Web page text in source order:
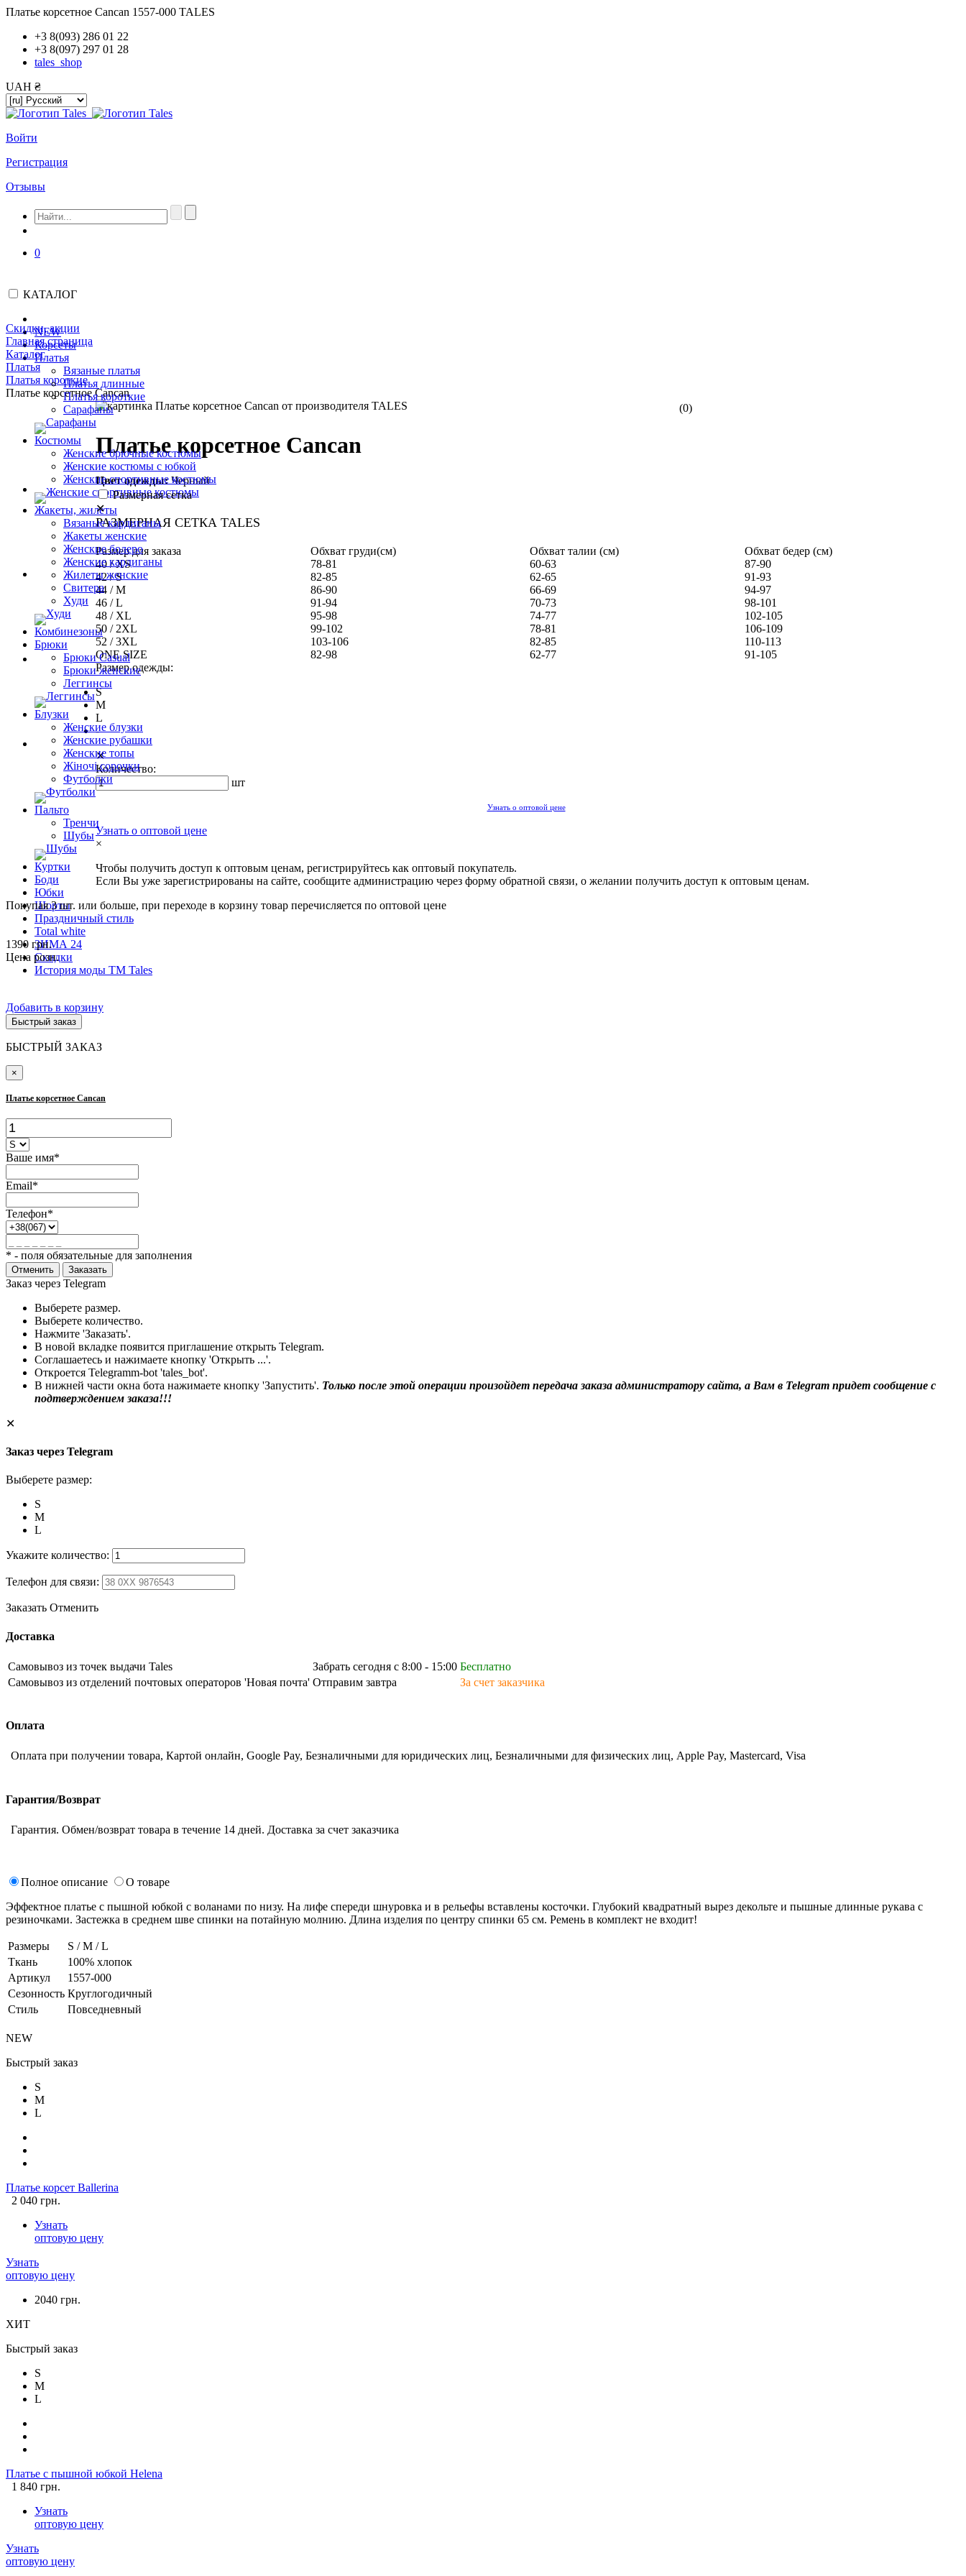
Платье корсетное Cancan 1557-000 TALES
+3 8(093) 286 01 22
+3 8(097) 297 01 28
tales_shop
UAH ₴
Войти
Регистрация
Отзывы
0
КАТАЛОГ
NEW
Корсеты
Платья
Вязаные платья
Платья длинные
Платья короткие
Сарафаны
Костюмы
Женские брючные костюмы
Женские костюмы с юбкой
Женские спортивные костюмы
Жакеты, жилеты
Вязаные кардиганы
Жакеты женские
Женские болеро
Женские кардиганы
Жилеты женские
Свитера
Худи
Комбинезоны
Брюки
Брюки Casual
Брюки женские
Леггинсы
Блузки
Женские блузки
Женские рубашки
Женские топы
Жіночі сорочки
Футболки
Пальто
Тренчи
Шубы
Куртки
Боди
Юбки
Шорты
Праздничный стиль
Total white
ЗИМА 24
Скидки
История моды ТМ Tales
Скидки, акции
Главная страница
Каталог
Платья
Платья короткие
Платье корсетное Cancan
(0)
Платье корсетное Cancan
Цвет одежды:Черный
Размерная сетка
✕
РАЗМЕРНАЯ СЕТКА TALES
Размер для заказа Обхват груди(см) Обхват талии (см)
Обхват бедер (см)
40 / XS
78-81 60-63
87-90
42 / S
82-85 62-65
91-93
44 / M
86-90 66-69
94-97
46 / L
91-94 70-73
98-101
48 / XL
95-98 74-77
102-105
50 / 2XL
99-102 78-81
106-109
52 / 3XL
103-106 82-85
110-113
ONE SIZE
82-98 62-77
91-105
Размер одежды:
S
M
L
-
✕
Количество:
шт
Узнать о оптовой цене
Узнать о оптовой цене
×
Чтобы получить доступ к оптовым ценам, регистрируйтесь как оптовый покупатель.
Если Вы уже зарегистрированы на сайте, сообщите администрацию через форму обратной связи, о желании получить доступ к оптовым ценам.
Покупая 3 шт. или больше, при переходе в корзину товар перечисляется по оптовой цене
1390 грн.
Цена розн.
Добавить в корзину
Быстрый заказ
БЫСТРЫЙ ЗАКАЗ
×
Платье корсетное Cancan
Ваше имя*
Email*
Телефон*
* - поля обязательные для заполнения
Отменить Заказать
Заказ через Telegram
Выберете размер.
Выберете количество.
Нажмите 'Заказать'.
В новой вкладке появится приглашение открыть Telegram.
Соглашаетесь и нажимаете кнопку 'Открыть ...'.
Откроется Telegramm-bot 'tales_bot'.
В нижней части окна бота нажимаете кнопку 'Запустить'. Только после этой операции произойдет передача заказа администратору сайта, а Вам в Telegram придет сообщение с
подтверждением заказа!!!
✕
Заказ через Telegram
Выберете размер:
S
M
L
Укажите количество:
Телефон для связи:
Заказать Отменить
Доставка
Самовывоз из точек выдачи Tales Забрать сегодня с 8:00 - 15:00 Бесплатно
Самовывоз из отделений почтовых операторов 'Новая почта' Отправим завтра За счет заказчика
Оплата
Оплата при получении товара, Картой онлайн, Google Pay, Безналичными для юридических лиц, Безналичными для физических лиц, Apple Pay, Mastercard, Visa
Гарантия/Возврат
Гарантия. Обмен/возврат товара в течение 14 дней. Доставка за счет заказчика
Полное описание
О товаре
Эффектное платье с пышной юбкой с воланами по низу. На лифе спереди шнуровка и в рельефы вставлены косточки. Глубокий квадратный вырез декольте и пышные длинные рукава с
резиночками. Застежка в среднем шве спинки на потайную молнию. Длина изделия по центру спинки 65 см. Ремень в комплект не входит!
Размеры
S / M / L
Ткань
100% хлопок
Артикул
1557-000
Сезонность Круглогодичный
Стиль
Повседневный
NEW
Быстрый заказ
S
M
L
Платье корсет Ballerina
2 040 грн.
Узнать
оптовую цену
Узнать
оптовую цену
2040 грн.
ХИТ
Быстрый заказ
S
M
L
Платье с пышной юбкой Helena
1 840 грн.
Узнать
оптовую цену
Узнать
оптовую цену